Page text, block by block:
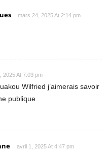
mars 24, 2025 At 2:14 pm
2025 At 7:03 pm
Wilfried j’aimerais savoir
publique
avril 1, 2025 At 4:47 pm